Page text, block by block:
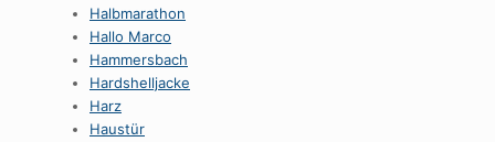
Halbmarathon
Hallo Marco
Hammersbach
Hardshelljacke
Harz
Haustür